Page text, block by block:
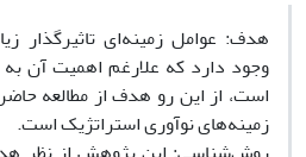
هدف: عوامل زمینه‌ای تاثیرگذار
وجود دارد که علارغم اهمیت آن
است، از این رو هدف از مطالعه
زمینه‌های نوآوری استراتژیک است.